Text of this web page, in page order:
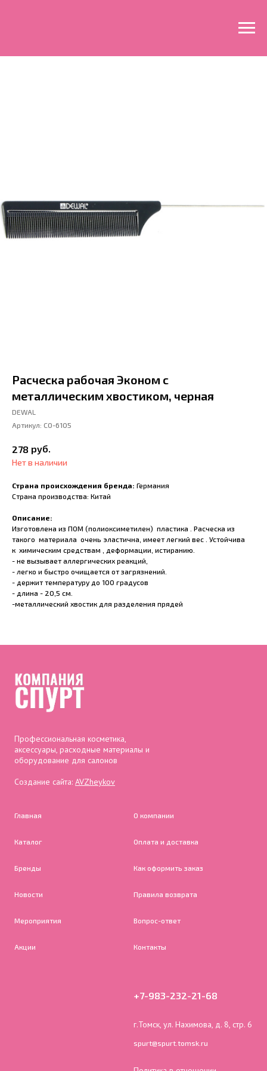
Расческа рабочая Эконом с
металлическим хвостиком, черная
DEWAL
Артикул: CO-6105
278 руб.
Нет в наличии
Страна происхождения бренда: Германия
Страна производства: Китай
Описание:
Изготовлена из ПОМ (полиоксиметилен) пластика . Расческа из
такого материала очень эластична, имеет легкий вес . Устойчива
к химическим средствам , деформации, истиранию.
- не вызывает аллергических реакций,
- легко и быстро очищается от загрязнений.
- держит температуру до 100 градусов
- длина - 20,5 см.
-металлический хвостик для разделения прядей
Профессиональная косметика,
аксессуары, расходные материалы и
оборудование для салонов
Создание сайта: AVZheykov
Главная
Каталог
Бренды
Новости
Мероприятия
Акции
О компании
Оплата и доставка
Как оформить заказ
Правила возврата
Вопрос-ответ
Контакты
+7-983-232-21-68
г.Томск, ул. Нахимова, д. 8, стр. 6
spurt@spurt.tomsk.ru